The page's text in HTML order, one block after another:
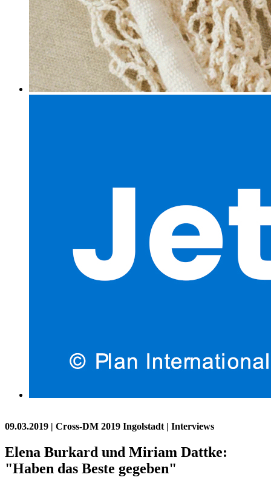
09.03.2019 | Cross-DM 2019 Ingolstadt | Interviews
Elena Burkard und Miriam Dattke:
"Haben das Beste gegeben"